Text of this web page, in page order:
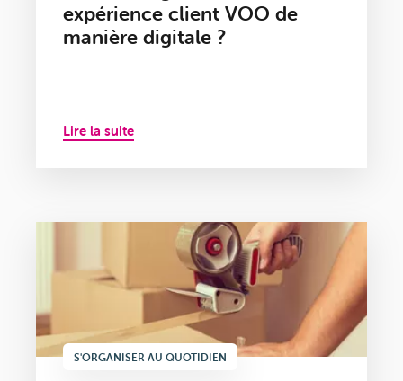
expérience client VOO de
manière digitale ?
Lire la suite
S'ORGANISER AU QUOTIDIEN